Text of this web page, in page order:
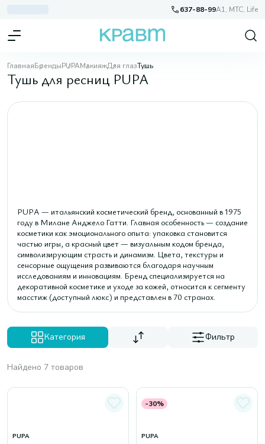
637-88-99A1, МТС, Life
ГлавнаяБрендыPUPAМакияжДля глазТушь
Тушь для ресниц PUPA
PUPA — итальянский косметический бренд, основанный в 1975
году в Милане Анджело Гатти. Главная особенность — создание
косметики как эмоционального опыта: упаковка становится
частью игры, а красный цвет — визуальным кодом бренда,
символизирующим страсть и динамизм. Цвета, текстуры и
сенсорные ощущения развиваются благодаря научным
исследованиям и инновациям. Бренд специализируется на
декоративной косметике и уходе за кожей, относится к сегменту
масстиж (доступный люкс) и представлен в 70 странах.
Категория Фильтр
Найдено 7 товаров
PUPA
-30%
PUPA